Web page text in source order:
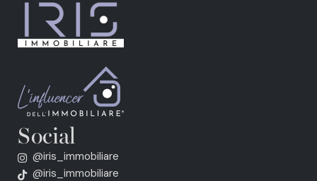
Social
@iris_immobiliare
@iris_immobiliare